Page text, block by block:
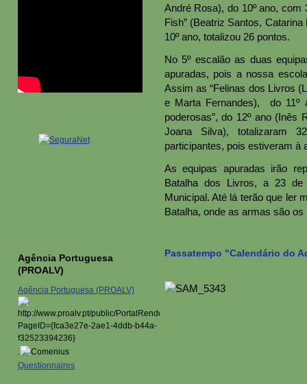
André Rosa), do 10º ano, com
Fish” (Beatriz Santos,
10º ano, totalizou 26 pontos.
No 5º escalão as duas
apuradas, pois a nossa
Assim as “Felinas dos Livros
e Marta Fernandes), do 11º
poderosas”, do 12º ano (Inês
Joana Silva), totalizaram
participantes, pois estiveram à
As equipas apuradas irão
Batalha dos Livros, a 23
Municipal. Até lá terão que ler
Batalha, onde as armas são
Passatempo "Calendário do
Agência Portuguesa
(PROALV)
Agência Portuguesa (PROALV)
.
Questionnaires